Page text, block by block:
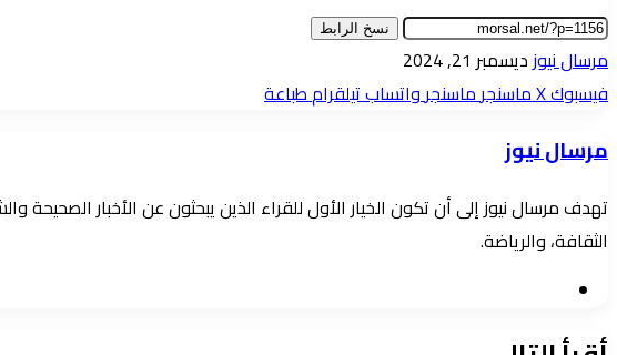
نسخ الرابط
مرسال نيوزأرسل
بريدا
ديسمبر 21, 2024
فيسبوك‫Xماسنجرماسنجرواتسابتيلقرامطباعة
مرسال نيوز
تهدف مرسال نيوز إلى أن تكون الخيار الأول للقراء الذين يبحثون عن الأخبار
الثقافة، والرياضة.